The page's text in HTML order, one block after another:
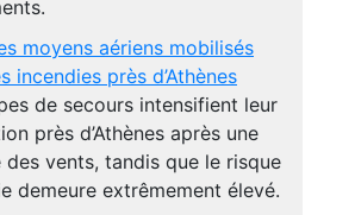
moyens aériens mobilisés
incendies près d’Athènes
de secours intensifient leur
près d’Athènes après une
des vents, tandis que le risque
demeure extrêmement élevé.